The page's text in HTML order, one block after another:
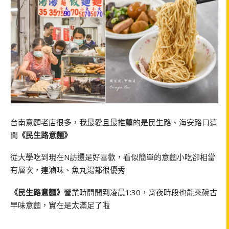
台南意麵老店很多，我最愛且最推薦的是民生路、海安路口這
間 《民生路意麵》
從大學吃到現在N訪還是好喜歡，看似簡單的意麵小吃卻相當
有層次，連滷味、魚丸湯都很優秀
《民生路意麵》 營業時間開到凌晨1:30，宵夜時段也能來碗古
早味意麵，實在是太滿足了啦